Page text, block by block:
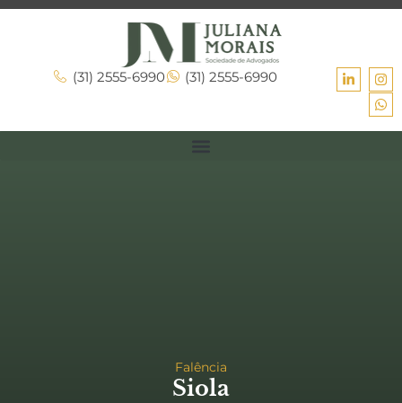
(31) 2555-6990 (31) 2555-6990
Falência
Siola